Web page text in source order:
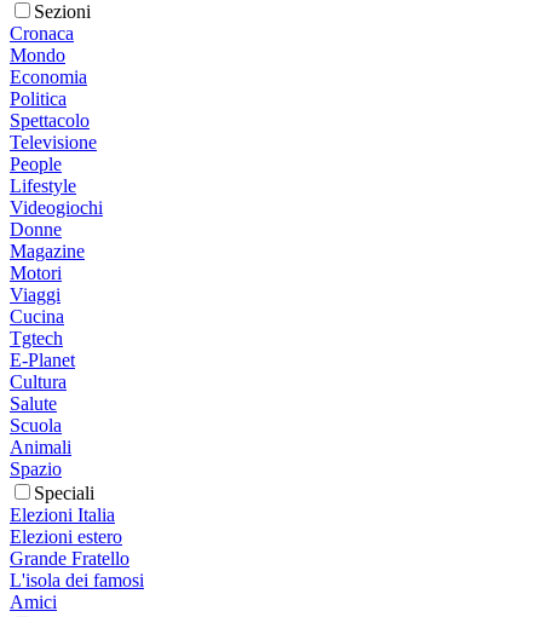
Sezioni
Cronaca
Mondo
Economia
Politica
Spettacolo
Televisione
People
Lifestyle
Videogiochi
Donne
Magazine
Motori
Viaggi
Cucina
Tgtech
E-Planet
Cultura
Salute
Scuola
Animali
Spazio
Speciali
Elezioni Italia
Elezioni estero
Grande Fratello
L'isola dei famosi
Amici